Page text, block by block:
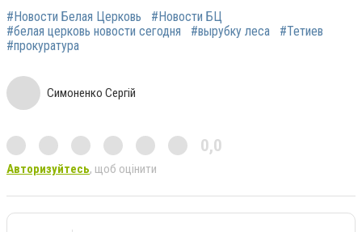
#Новости Белая Церковь
#Новости БЦ
#белая церковь новости сегодня
#вырубку леса
#Тетиев
#прокуратура
Симоненко Сергій
0,0
Авторизуйтесь, щоб оцінити